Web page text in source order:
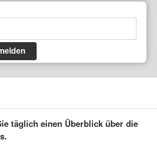
täglich einen Überblick über die